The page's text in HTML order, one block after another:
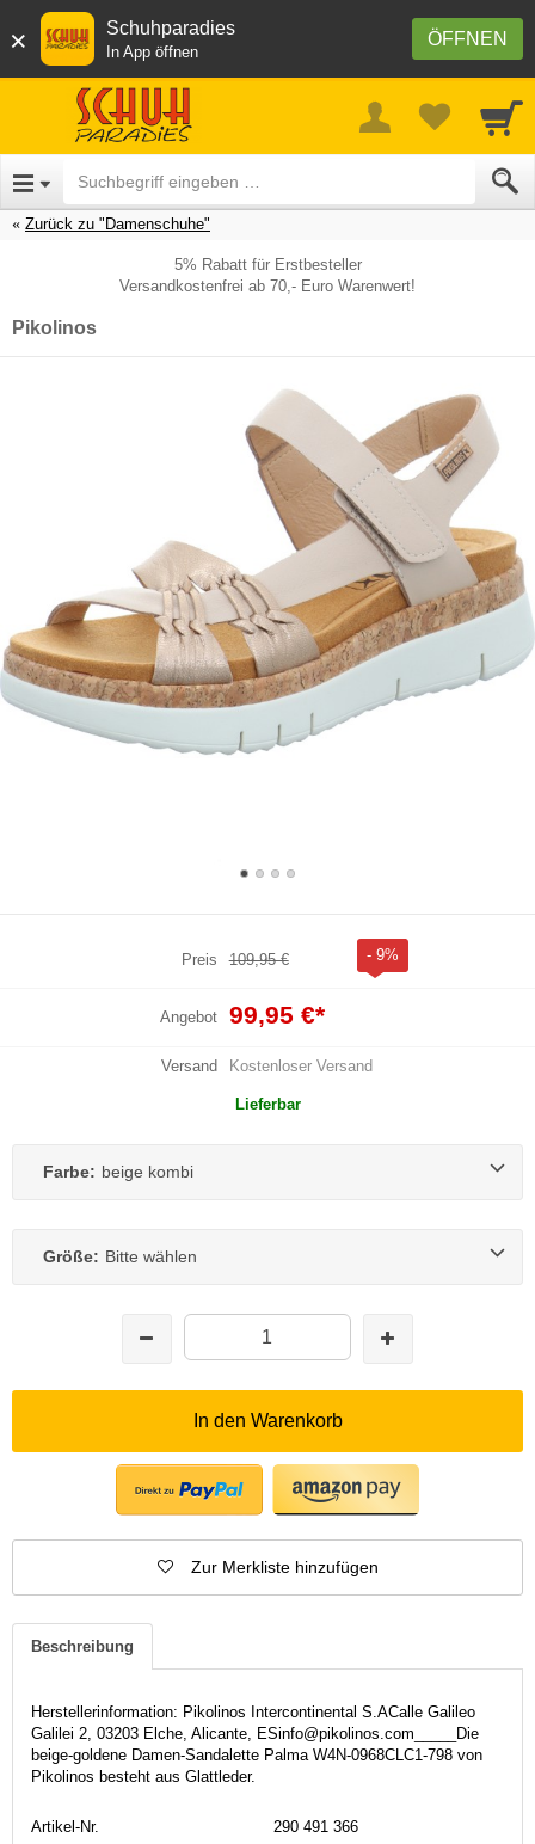
× ÖFFNEN
Schuhparadies
In App öffnen
Zurück zu "Damenschuhe"
5% Rabatt für Erstbesteller
Versandkostenfrei ab 70,- Euro Warenwert!
Pikolinos
Preis 109,95 € - 9%
Angebot 99,95 €*
Versand Kostenloser Versand
Lieferbar
Farbe: beige kombi
Größe: Bitte wählen
In den Warenkorb
Zur Merkliste hinzufügen
Beschreibung
Herstellerinformation: Pikolinos Intercontinental S.ACalle Galileo
Galilei 2, 03203 Elche, Alicante, ESinfo@pikolinos.com_____Die
beige-goldene Damen-Sandalette Palma W4N-0968CLC1-798 von
Pikolinos besteht aus Glattleder.
Artikel-Nr.
290 491 366